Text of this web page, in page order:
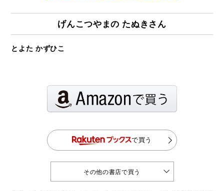
げんこつやまの たぬきさん
とよた かずひこ
で買う
その他の書店で買う